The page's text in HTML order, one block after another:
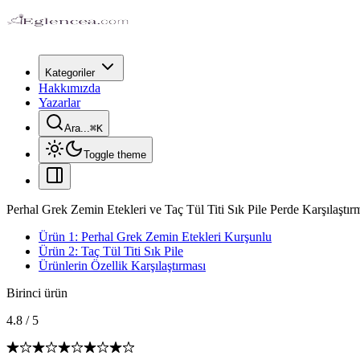
Kategoriler
Hakkımızda
Yazarlar
Ara...⌘K
Toggle theme
Perhal Grek Zemin Etekleri ve Taç Tül Titi Sık Pile Perde
Ürün 1: Perhal Grek Zemin Etekleri Kurşunlu
Ürün 2: Taç Tül Titi Sık Pile
Ürünlerin Özellik Karşılaştırması
Birinci ürün
4.8 / 5